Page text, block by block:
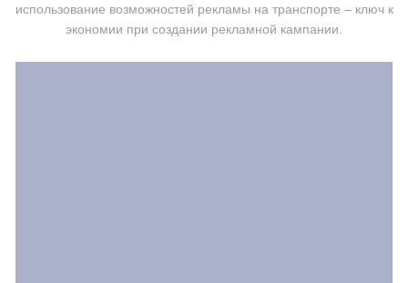
использование возможностей рекламы на транспорте – ключ к
экономии при создании рекламной кампании.